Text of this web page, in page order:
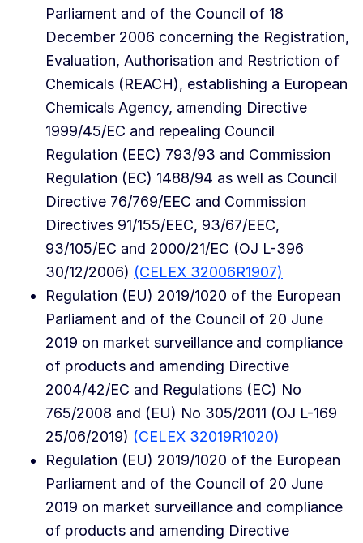
Parliament and of the Council of 18
December 2006 concerning the Registration,
Evaluation, Authorisation and Restriction of
Chemicals (REACH), establishing a European
Chemicals Agency, amending Directive
1999/45/EC and repealing Council
Regulation (EEC) 793/93 and Commission
Regulation (EC) 1488/94 as well as Council
Directive 76/769/EEC and Commission
Directives 91/155/EEC, 93/67/EEC,
93/105/EC and 2000/21/EC (OJ L-396
30/12/2006) (CELEX 32006R1907)
Regulation (EU) 2019/1020 of the European
Parliament and of the Council of 20 June
2019 on market surveillance and compliance
of products and amending Directive
2004/42/EC and Regulations (EC) No
765/2008 and (EU) No 305/2011 (OJ L-169
25/06/2019) (CELEX 32019R1020)
Regulation (EU) 2019/1020 of the European
Parliament and of the Council of 20 June
2019 on market surveillance and compliance
of products and amending Directive